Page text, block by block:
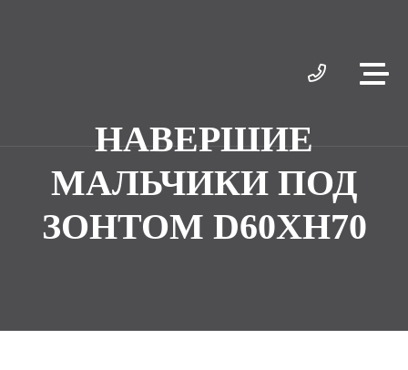
НАВЕРШИЕ
МАЛЬЧИКИ ПОД
ЗОНТОМ D60XH70